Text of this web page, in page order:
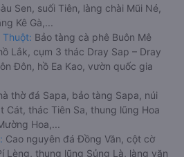
Sen, suối Tiên, làng chài Mũi Né,
Kê Gà,...
Thuột: Bảo tàng cà phê Buôn Mê
Lắk, cụm 3 thác Dray Sap – Dray
Đôn, hồ Ea Kao, vườn quốc gia
thờ đá Sapa, bảo tàng Sapa, núi
Cát, thác Tiên Sa, thung lũng Hoa
Hoa,...
Cao nguyên đá Đồng Văn, cột cờ
Lèng, thung lũng Sủng Là, làng văn